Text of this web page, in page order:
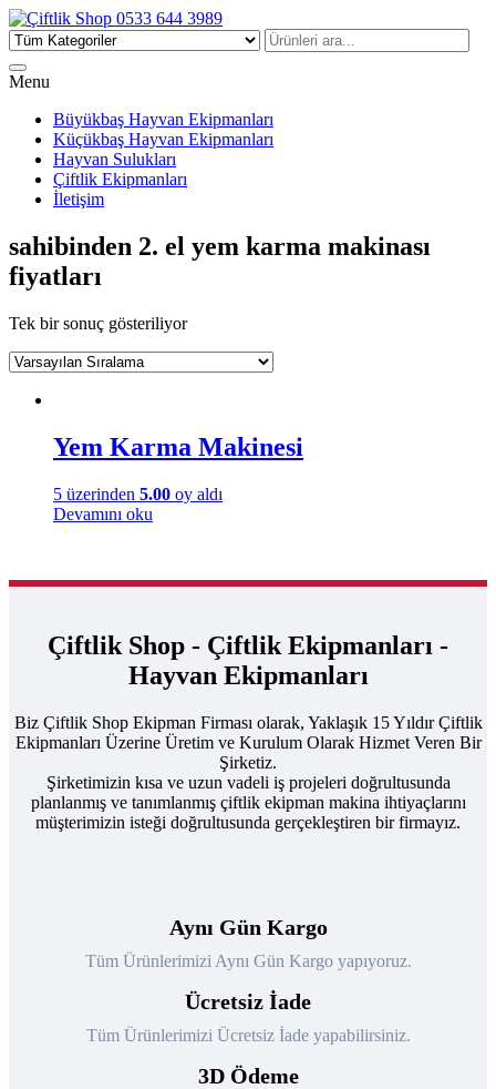
Çiftlik Shop 0533 644 3989
Menu
Büyükbaş Hayvan Ekipmanları
Küçükbaş Hayvan Ekipmanları
Hayvan Sulukları
Çiftlik Ekipmanları
İletişim
sahibinden 2. el yem karma makinası
fiyatları
Tek bir sonuç gösteriliyor
Yem Karma Makinesi
5 üzerinden 5.00 oy aldı
Devamını oku
Çiftlik Shop - Çiftlik Ekipmanları -
Hayvan Ekipmanları
Biz Çiftlik Shop Ekipman Firması olarak, Yaklaşık 15 Yıldır Çiftlik
Ekipmanları Üzerine Üretim ve Kurulum Olarak Hizmet Veren Bir
Şirketiz.
Şirketimizin kısa ve uzun vadeli iş projeleri doğrultusunda
planlanmış ve tanımlanmış çiftlik ekipman makina ihtiyaçlarını
müşterimizin isteği doğrultusunda gerçekleştiren bir firmayız.
Aynı Gün Kargo
Tüm Ürünlerimizi Aynı Gün Kargo yapıyoruz.
Ücretsiz İade
Tüm Ürünlerimizi Ücretsiz İade yapabilirsiniz.
3D Ödeme